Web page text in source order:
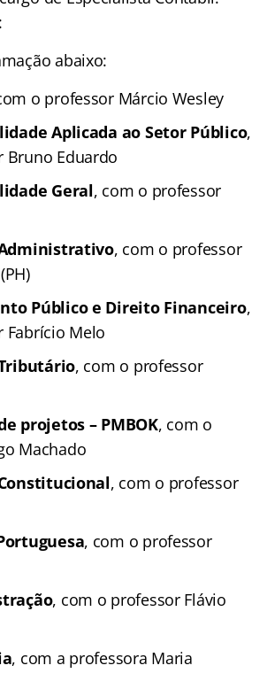
abaixo:
o professor Márcio Wesley
Aplicada ao Setor Público,
Bruno Eduardo
Geral, com o professor
, com o professor
Público e Direito Financeiro,
Fabrício Melo
, com o professor
projetos – PMBOK, com o
Machado
, com o professor
, com o professor
, com o professor Flávio
, com a professora Maria